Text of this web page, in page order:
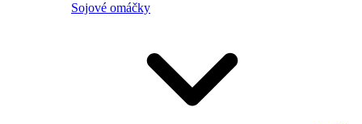
Sojové omáčky